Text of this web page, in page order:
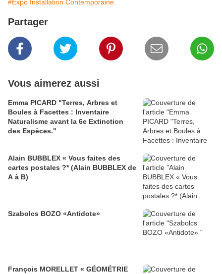
#Expo Installation Contemporaine
Partager
Vous aimerez aussi
Emma PICARD "Terres, Arbres et
Boules à Facettes : Inventaire
Naturalisme avant la 6e Extinction
des Espèces."
Alain BUBBLEX « Vous faites des
cartes postales ?* (Alain BUBBLEX de
A à B)
Szabolcs BOZO «Antidote»
François MORELLET « GÉOMÉTRIE